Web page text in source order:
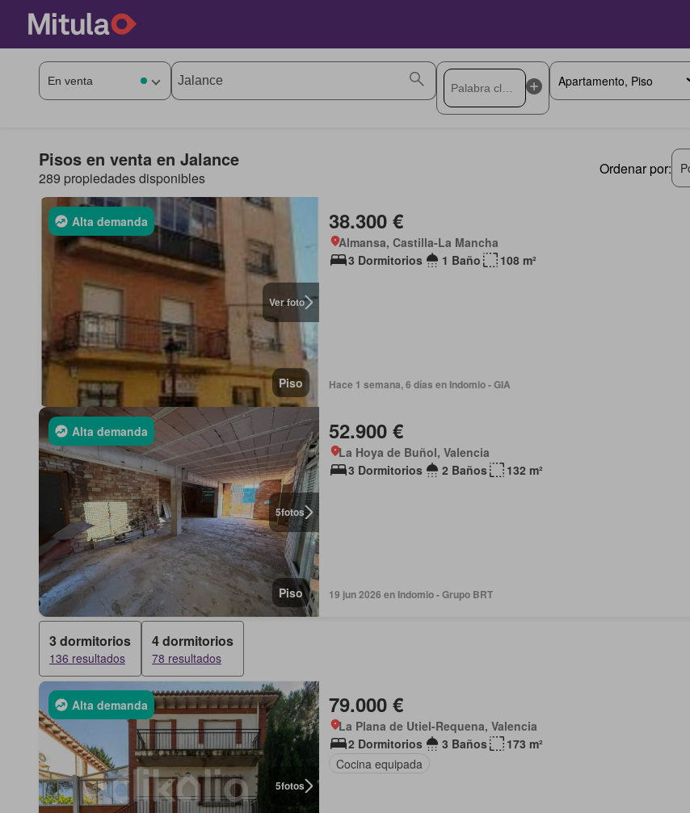
Pisos en venta en Jalance
289 propiedades disponibles
Ordenar por:
Ver foto
Alta demanda
Piso
38.300 €
Almansa, Castilla-La Mancha
3 Dormitorios
1 Baño 108 m²
Hace 1 semana, 6 días en Indomio - GIA
5fotos
Alta demanda
Piso
52.900 €
La Hoya de Buñol, Valencia
3 Dormitorios
2 Baños 132 m²
19 jun 2026 en Indomio - Grupo BRT
3 dormitorios
136 resultados
4 dormitorios
78 resultados
5fotos
Alta demanda 79.000 €
La Plana de Utiel-Requena, Valencia
2 Dormitorios
3 Baños
173 m²
Cocina equipada